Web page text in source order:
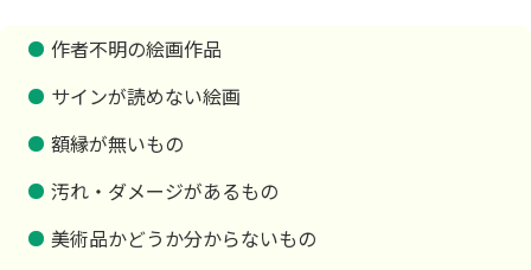
作者不明の絵画作品
サインが読めない絵画
額縁が無いもの
汚れ・ダメージがあるもの
美術品かどうか分からないもの